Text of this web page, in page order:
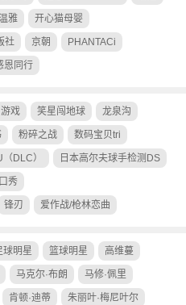
雅 开心猫母婴
社 京朝 PHANTACi
恩同行
游戏 笑星闯地球 龙泉沟
粉碎之战 数码宝贝tri
DLC） 日本高尔夫球手检测DS
秀
锋刃 爱作战/枪林恋曲
球明星 篮球明星 高维蔓
马克尔·布朗 马修·佩里
肯顿·迪蒂 朱丽叶·梅尼叶尔